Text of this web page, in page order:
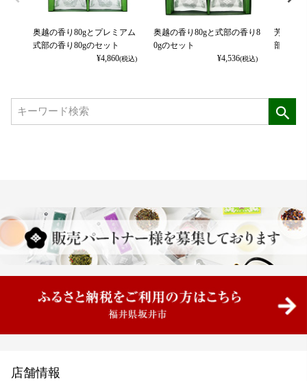
奥越の香り80gとプレミアム
式部の香り80gのセット
¥4,860(税込)
奥越の香り80gと式部の香り8
0gのセット
¥4,536(税込)
芳潤の
部の香
店舗情報